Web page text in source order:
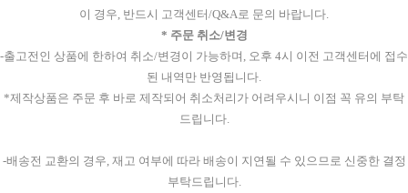
이 경우, 반드시 고객센터/Q&A로 문의 바랍니다.
* 주문 취소/변경
-출고전인 상품에 한하여 취소/변경이 가능하며, 오후 4시 이전 고객센터에 접수
된 내역만 반영됩니다.
*제작상품은 주문 후 바로 제작되어 취소처리가 어려우시니 이점 꼭 유의 부탁
드립니다.
-배송전 교환의 경우, 재고 여부에 따라 배송이 지연될 수 있으므로 신중한 결정
부탁드립니다.